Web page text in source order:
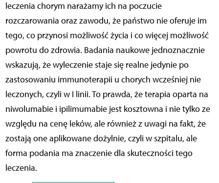
leczenia chorym narażamy ich na poczucie
rozczarowania oraz zawodu, że państwo nie oferuje im
tego, co przynosi możliwość życia i co więcej możliwość
powrotu do zdrowia. Badania naukowe jednoznacznie
wskazują, że wyleczenie staje się realne jedynie po
zastosowaniu immunoterapii u chorych wcześniej nie
leczonych, czyli w I linii. To prawda, że terapia oparta na
niwolumabie i ipilimumabie jest kosztowna i nie tylko ze
względu na cenę leków, ale również z uwagi na fakt, że
zostają one aplikowane dożylnie, czyli w szpitalu, ale
forma podania ma znaczenie dla skuteczności tego
leczenia.